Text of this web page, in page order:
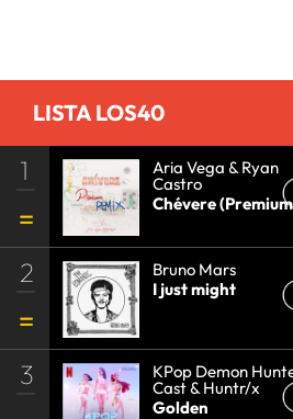
LISTA LOS40
1 Aria Vega & Ryan
Castro
Chévere
2
Bruno Mars
I just might
3 KPop Demon
Cast & Huntr/x
Golden